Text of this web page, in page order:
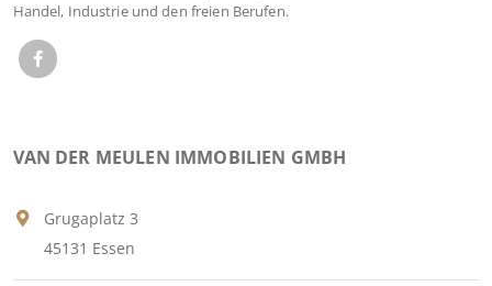
Handel, Industrie und den freien Berufen.
VAN DER MEULEN IMMOBILIEN GMBH
Grugaplatz 3
45131 Essen